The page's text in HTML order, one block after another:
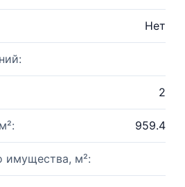
Нет
2
959.4
имущества, м²: